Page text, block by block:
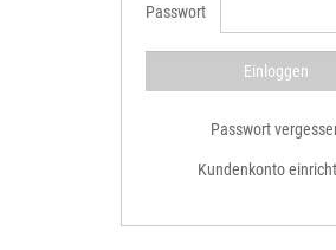
Passwort
Passwort
Kundenkonto